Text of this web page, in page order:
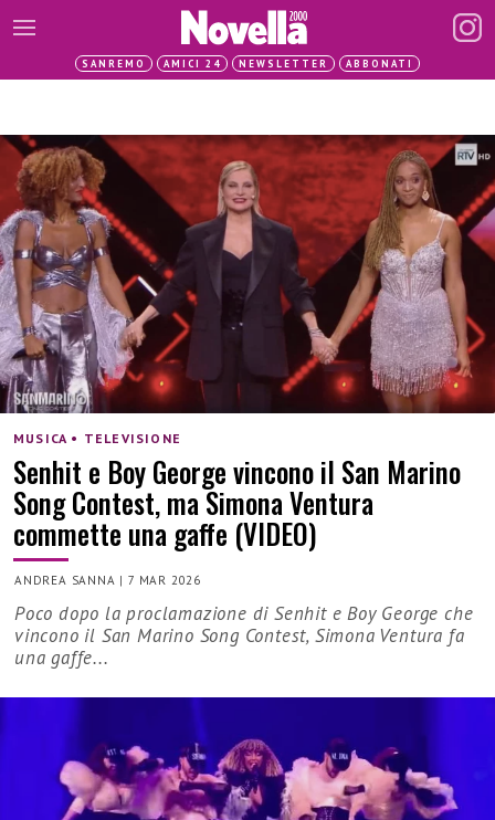
SANREMO AMICI 24 NEWSLETTER ABBONATI
MUSICA • TELEVISIONE
Senhit e Boy George vincono il San Marino
Song Contest, ma Simona Ventura
commette una gaffe (VIDEO)
ANDREA SANNA |7 MAR 2026
Poco dopo la proclamazione di Senhit e Boy George che
vincono il San Marino Song Contest, Simona Ventura fa
una gaffe...